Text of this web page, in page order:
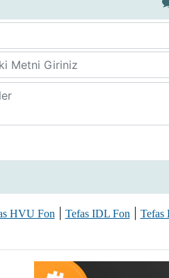
HVU Fon| Tefas IDL Fon| Tefas